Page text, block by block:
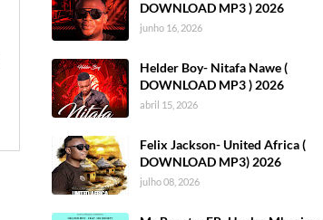
DOWNLOAD MP3 ) 2026
junho 16, 2026
Helder Boy- Nitafa Nawe (
DOWNLOAD MP3 ) 2026
abril 15, 2026
Felix Jackson- United Africa (
DOWNLOAD MP3) 2026
julho 08, 2026